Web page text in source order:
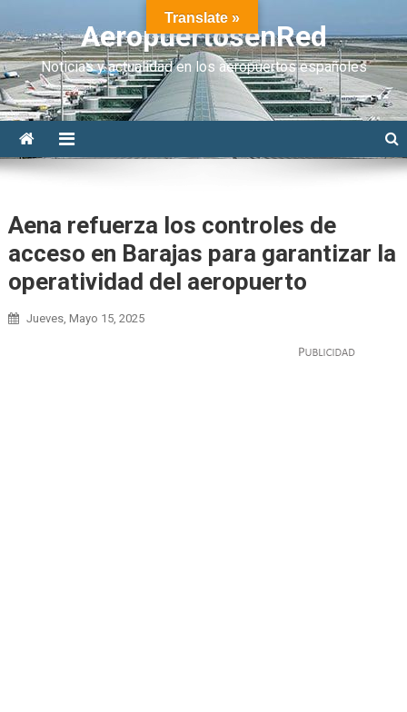
AeropuertosenRed
Noticias y actualidad en los aeropuertos españoles
Aena refuerza los controles de
acceso en Barajas para garantizar la
operatividad del aeropuerto
Jueves, Mayo 15, 2025
Translate »